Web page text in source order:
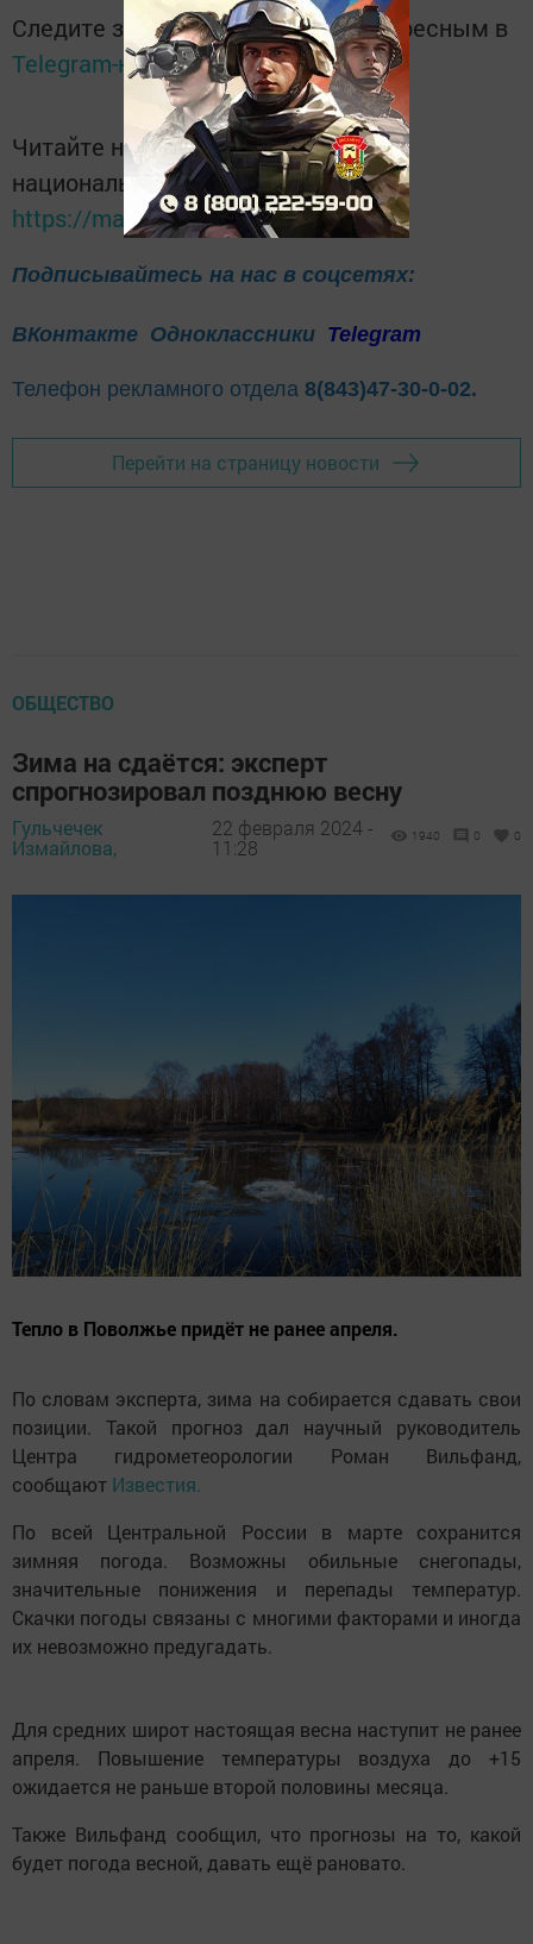
Следите за самым важным и интересным в
Telegram-каналеТатмедиа
Читайте новости Татарстана в
национальном мессенджере MАХ:
https://max.ru/tatmedia
Подписывайтесь на нас в соцсетях:
ВКонтакте Одноклассники Telegram
Телефон рекламного отдела 8(843)47-30-0-02.
Перейти на страницу новости
ОБЩЕСТВО
Зима на сдаётся: эксперт
спрогнозировал позднюю весну
Гульчечек
Измайлова,
22 февраля 2024 -
11:28
1940 0 0
Тепло в Поволжье придёт не ранее апреля.
По словам эксперта, зима на собирается сдавать свои
позиции. Такой прогноз дал научный руководитель
Центра гидрометеорологии Роман Вильфанд,
сообщают Известия.
По всей Центральной России в марте сохранится
зимняя погода. Возможны обильные снегопады,
значительные понижения и перепады температур.
Скачки погоды связаны с многими факторами и иногда
их невозможно предугадать.
Для средних широт настоящая весна наступит не ранее
апреля. Повышение температуры воздуха до +15
ожидается не раньше второй половины месяца.
Также Вильфанд сообщил, что прогнозы на то, какой
будет погода весной, давать ещё рановато.